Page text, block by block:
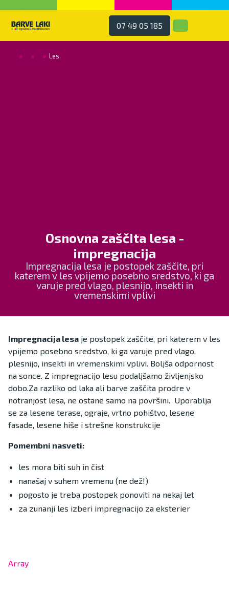
07 49 05 185
» » » Les
Osnovna zaščita lesa -
impregnacija
Impregnacija lesa je postopek zaščite, pri
katerem v les vpijemo posebno sredstvo, ki ga
varuje pred vlago, plesnijo, insekti in
vremenskimi vplivi
Impregnacija lesa je postopek zaščite, pri katerem v les
vpijemo posebno sredstvo, ki ga varuje pred vlago,
plesnijo, insekti in vremenskimi vplivi. Boljša odpornost
na sonce. Z impregnacijo lesu podaljšamo življenjsko
dobo.Za razliko od laka ali barve zaščita prodre v
notranjost lesa, ne ostane samo na površini. Uporablja
se za lesene terase, ograje, vrtno pohištvo, lesene
fasade, lesene hiše i strešne konstrukcije
Pomembni nasveti:
les mora biti suh in čist
nanašaj v suhem vremenu (ne dež!)
pogosto je treba postopek ponoviti na nekaj let
za zunanji les izberi impregnacijo za eksterier
Array